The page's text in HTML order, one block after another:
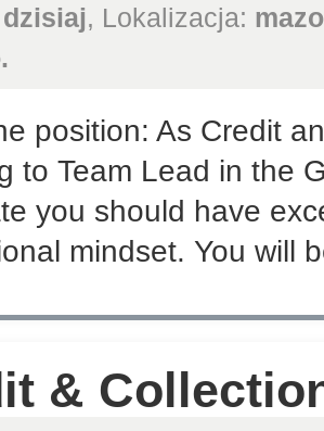
dzisiaj, Lokalizacja:
position: As Credit
to Team Lead in the
you should have
mindset. You will
&